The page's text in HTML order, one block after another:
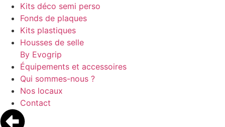
Kits déco semi perso
Fonds de plaques
Kits plastiques
Housses de selle
By Evogrip
Équipements et accessoires
Qui sommes-nous ?
Nos locaux
Contact